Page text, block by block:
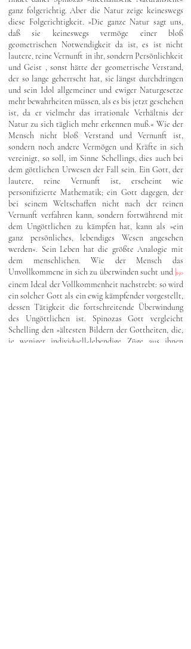
ganz folgerichtig. Aber die Natur zeige keineswegs
diese Folgerichtigkeit. »Die ganze Natur sagt uns,
daß sie keineswegs vermöge einer bloß
geometrischen Notwendigkeit da ist, es ist nicht
lautere, reine Vernunft in ihr, sondern Persönlichkeit
und Geist , sonst hätte der geometrische Verstand,
der so lange geherrscht hat, sie längst durchdringen
und sein Idol allgemeiner und ewiger Naturgesetze
mehr bewahrheiten müssen, als es bis jetzt geschehen
ist, da er vielmehr das irrationale Verhältnis der
Natur zu sich täglich mehr erkennen muß.« Wie der
Mensch nicht bloß Verstand und Vernunft ist,
sondern noch andere Vermögen und Kräfte in sich
vereinigt, so soll, im Sinne Schellings, dies auch bei
dem göttlichen Urwesen der Fall sein. Ein Gott, der
lautere, reine Vernunft ist, erscheint wie
personifizierte Mathematik; ein Gott dagegen, der
bei seinem Weltschaffen nicht nach der reinen
Vernunft verfahren kann, sondern fortwährend mit
dem Ungöttlichen zu kämpfen hat, kann als »ein
ganz persönliches, lebendiges Wesen angesehen
werden«. Sein Leben hat die größte Analogie mit
dem menschlichen. Wie der Mensch das
Unvollkommene in sich zu überwinden sucht und 150
einem Ideal der Vollkommenheit nachstrebt: so wird
ein solcher Gott als ein ewig kämpfender vorgestellt,
dessen Tätigkeit die fortschreitende Überwindung
des Ungöttlichen ist. Spinozas Gott vergleicht
Schelling den »ältesten Bildern der Gottheiten, die,
je weniger individuell-lebendige Züge aus ihnen